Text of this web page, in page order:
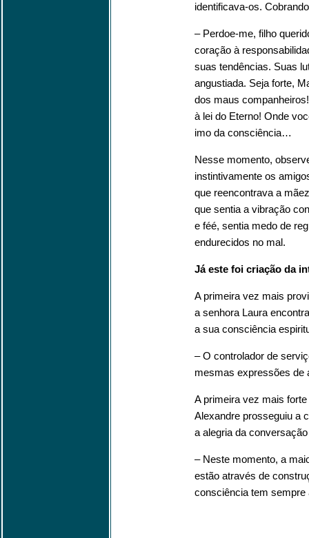
identificava-os.
– Perdoe-me, filho
coração à
suas tendências. Suas
angustiada. Seja forte,
dos maus
à lei do Eterno! Onde
imo da consciência…
Nesse momento,
instintivamente os
que reencontrava a
que sentia a vibração
e féé, sentia medo de
endurecidos no mal.
Já este foi criação da
A primeira vez mais
a senhora Laura
a sua consciência
– O controlador de
mesmas expressões de
A primeira vez mais
Alexandre prosseguiu a
a alegria da
– Neste momento, a
estão através de
consciência tem